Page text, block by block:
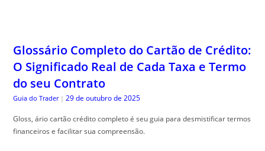
Glossário Completo do Cartão de Crédito:
O Significado Real de Cada Taxa e Termo
do seu Contrato
Guia do Trader | 29 de outubro de 2025
Gloss, ário cartão crédito completo é seu guia para desmistificar termos
financeiros e facilitar sua compreensão.